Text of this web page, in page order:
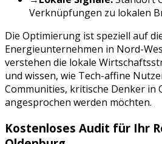
Verknüpfungen zu lokalen
Die Optimierung ist speziell auf
Energieunternehmen in Nord-
verstehen die lokale
und wissen, wie Tech-affine
Communities, kritische Denker in
angesprochen werden möchten.
Kostenloses Audit für Ihr